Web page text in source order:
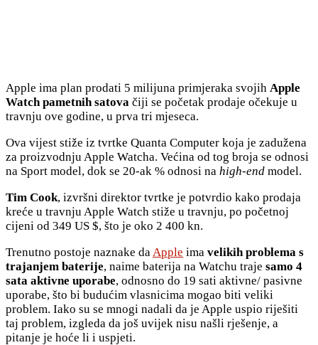
Apple ima plan prodati 5 milijuna primjeraka svojih Apple
Watch pametnih satova čiji se početak prodaje očekuje u
travnju ove godine, u prva tri mjeseca.
Ova vijest stiže iz tvrtke Quanta Computer koja je zadužena
za proizvodnju Apple Watcha. Većina od tog broja se odnosi
na Sport model, dok se 20-ak % odnosi na high-end model.
Tim Cook, izvršni direktor tvrtke je potvrdio kako prodaja
kreće u travnju Apple Watch stiže u travnju, po početnoj
cijeni od 349 US $, što je oko 2 400 kn.
Trenutno postoje naznake daApple ima velikih problema s
trajanjem baterije, naime baterija na Watchu traje samo 4
sata aktivne uporabe, odnosno do 19 sati aktivne/ pasivne
uporabe, što bi budućim vlasnicima mogao biti veliki
problem. Iako su se mnogi nadali da je Apple uspio riješiti
taj problem, izgleda da još uvijek nisu našli rješenje, a
pitanje je hoće li i uspjeti.